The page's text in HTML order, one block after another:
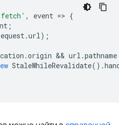
, event => {
;
.url );
.origin && url .pathname
StaleWhileRevalidate().